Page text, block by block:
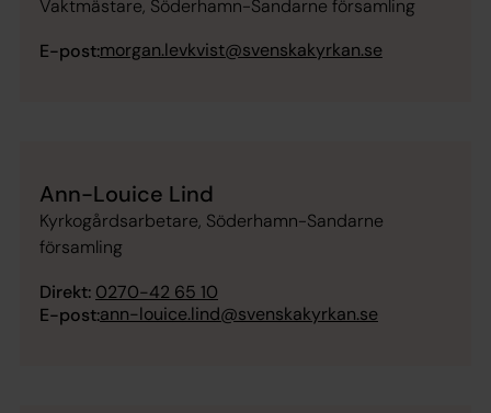
Vaktmästare, Söderhamn-Sandarne församling
E-post:morgan.levkvist@svenskakyrkan.se
Ann-Louice Lind
Kyrkogårdsarbetare, Söderhamn-Sandarne
församling
Direkt: 0270-42 65 10
E-post:ann-louice.lind@svenskakyrkan.se